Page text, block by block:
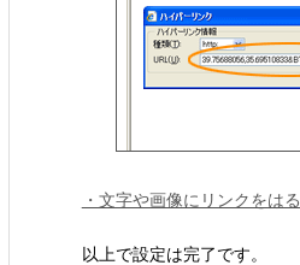
・文字や画像にリンクをはる
以上で設定は完了です。